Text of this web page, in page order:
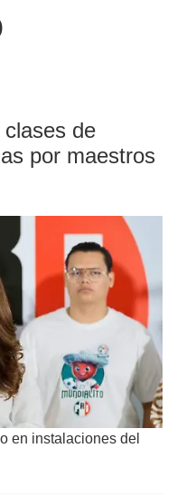
de
por maestros
en instalaciones del